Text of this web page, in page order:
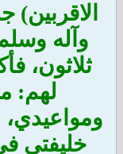
الاقربين)
وآله
ثلاثون،
لهم:
خليفتي